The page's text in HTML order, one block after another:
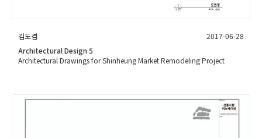
김도겸
2017-06-28
Architectural Design 5
Architectural Drawings for Shinheung Market Remodeling Project